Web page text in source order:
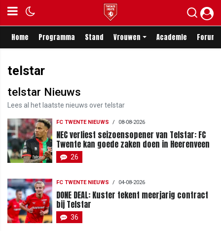
Home Programma Stand Vrouwen Academie Forum
telstar
telstar Nieuws
Lees al het laatste nieuws over telstar
FC TWENTE NIEUWS / 08-08-2026
NEC verliest seizoensopener van Telstar: FC
Twente kan goede zaken doen in Heerenveen
26
FC TWENTE NIEUWS / 04-08-2026
DONE DEAL: Kuster tekent meerjarig contract
bij Telstar
36